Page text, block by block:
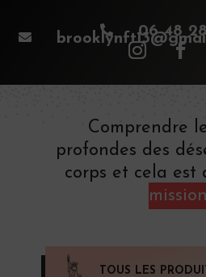
 06 48

Comprendre
profondes des
corps et cela est
mission
TOUS LES